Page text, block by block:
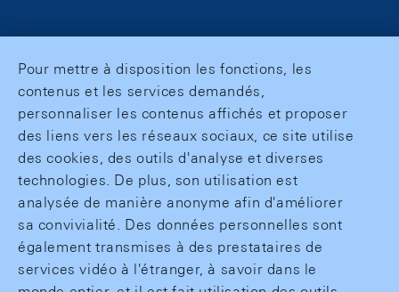
Pour mettre à disposition les fonctions, les
contenus et les services demandés,
personnaliser les contenus affichés et proposer
des liens vers les réseaux sociaux, ce site utilise
des cookies, des outils d'analyse et diverses
technologies. De plus, son utilisation est
analysée de manière anonyme afin d'améliorer
sa convivialité. Des données personnelles sont
également transmises à des prestataires de
services vidéo à l'étranger, à savoir dans le